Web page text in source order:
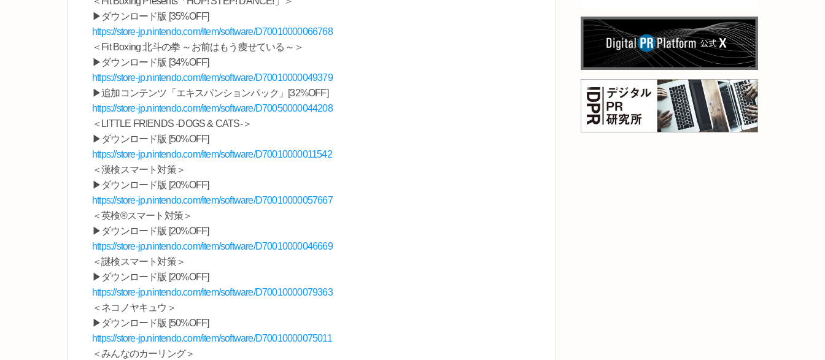
▶ダウンロード版 [35%OFF]
https://store-jp.nintendo.com/item/software/D70010000066768
＜Fit Boxing 北斗の拳 ～お前はもう痩せている～＞
▶ダウンロード版 [34%OFF]
https://store-jp.nintendo.com/item/software/D70010000049379
▶追加コンテンツ「エキスパンションパック」[32%OFF]
https://store-jp.nintendo.com/item/software/D70050000044208
＜LITTLE FRIENDS -DOGS & CATS-＞
▶ダウンロード版 [50%OFF]
https://store-jp.nintendo.com/item/software/D70010000011542
＜漢検スマート対策＞
▶ダウンロード版 [20%OFF]
https://store-jp.nintendo.com/item/software/D70010000057667
＜英検®スマート対策＞
▶ダウンロード版 [20%OFF]
https://store-jp.nintendo.com/item/software/D70010000046669
＜謎検スマート対策＞
▶ダウンロード版 [20%OFF]
https://store-jp.nintendo.com/item/software/D70010000079363
＜ネコノヤキュウ＞
▶ダウンロード版 [50%OFF]
https://store-jp.nintendo.com/item/software/D70010000075011
＜みんなのカーリング＞